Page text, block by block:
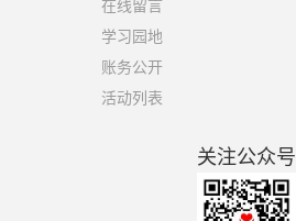
在线留言
学习园地
账务公开
活动列表
关注公众号